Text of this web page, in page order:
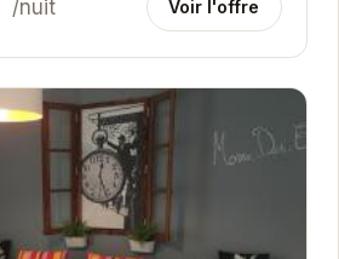
/nuit Voir l'offre